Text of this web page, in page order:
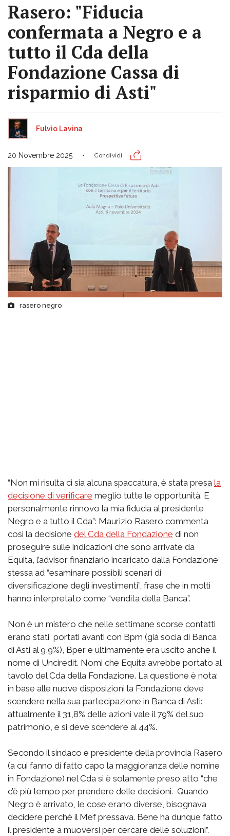
Rasero: "Fiducia
confermata a Negro e a
tutto il Cda della
Fondazione Cassa di
risparmio di Asti"
Fulvio Lavina
20 Novembre 2025 Condividi
rasero negro
“Non mi risulta ci sia alcuna spaccatura, è stata presa la
decisione di verificare meglio tutte le opportunità. E
personalmente rinnovo la mia fiducia al presidente
Negro e a tutto il Cda”: Maurizio Rasero commenta
così la decisione del Cda della Fondazione di non
proseguire sulle indicazioni che sono arrivate da
Equita, l’advisor finanziario incaricato dalla Fondazione
stessa ad “esaminare possibili scenari di
diversificazione degli investimenti”, frase che in molti
hanno interpretato come “vendita della Banca”.
Non è un mistero che nelle settimane scorse contatti
erano stati portati avanti con Bpm (già socia di Banca
di Asti al 9,9%), Bper e ultimamente era uscito anche il
nome di Unciredit. Nomi che Equita avrebbe portato al
tavolo del Cda della Fondazione. La questione è nota:
in base alle nuove disposizioni la Fondazione deve
scendere nella sua partecipazione in Banca di Asti:
attualmente il 31,8% delle azioni vale il 79% del suo
patrimonio, e si deve scendere al 44%.
Secondo il sindaco e presidente della provincia Rasero
(a cui fanno di fatto capo la maggioranza delle nomine
in Fondazione) nel Cda si è solamente preso atto “che
c’è più tempo per prendere delle decisioni. Quando
Negro è arrivato, le cose erano diverse, bisognava
decidere perché il Mef pressava. Bene ha dunque fatto
il presidente a muoversi per cercare delle soluzioni”.